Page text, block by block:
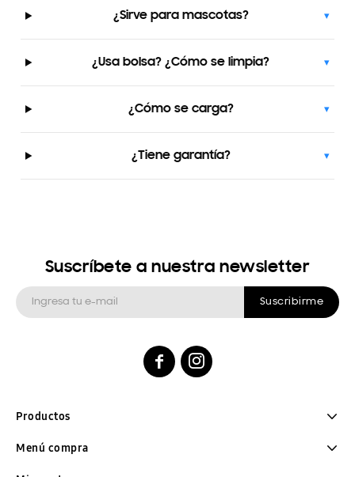
¿Sirve para mascotas? ▾
¿Usa bolsa? ¿Cómo se limpia? ▾
¿Cómo se carga? ▾
¿Tiene garantía? ▾
Menú compra
Productos
Suscríbete a nuestra newsletter
Suscribirme
 